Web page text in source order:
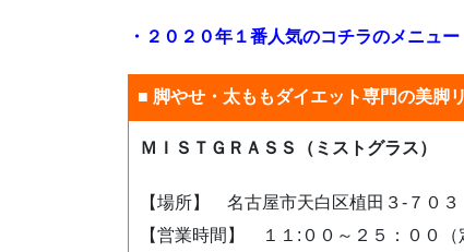
・２０２０年１番人気のコチラのメニュー
■ 脚やせ・太ももダイエット専門の美脚
ＭＩＳＴＧＲＡＳＳ（ミストグラス）
【場所】 名古屋市天白区植田３-７０
【営業時間】 １１:００～２５：００（